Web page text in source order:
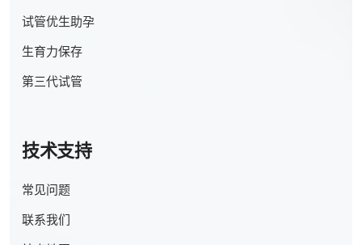
试管优生助孕
生育力保存
第三代试管
技术支持
常见问题
联系我们